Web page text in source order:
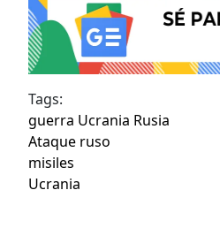
Tags:
guerra Ucrania Rusia
Ataque ruso
misiles
Ucrania